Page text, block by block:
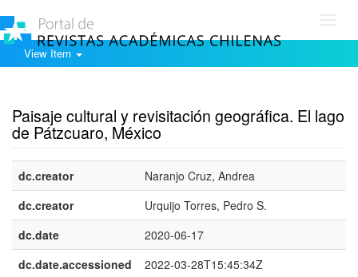
View Item
Paisaje cultural y revisitación geográfica. El lago
de Pátzcuaro, México
dc.creator
Naranjo Cruz, Andrea
dc.creator
Urquijo Torres, Pedro S.
dc.date
2020-06-17
dc.date.accessioned
2022-03-28T15:45:34Z